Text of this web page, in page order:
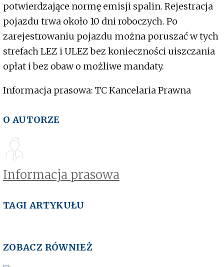
potwierdzające normę emisji spalin. Rejestracja
pojazdu trwa około 10 dni roboczych. Po
zarejestrowaniu pojazdu można poruszać w tych
strefach LEZ i ULEZ bez konieczności uiszczania
opłat i bez obaw o możliwe mandaty.
Informacja prasowa: TC Kancelaria Prawna
O AUTORZE
Informacja prasowa
TAGI ARTYKUŁU
ZOBACZ RÓWNIEŻ